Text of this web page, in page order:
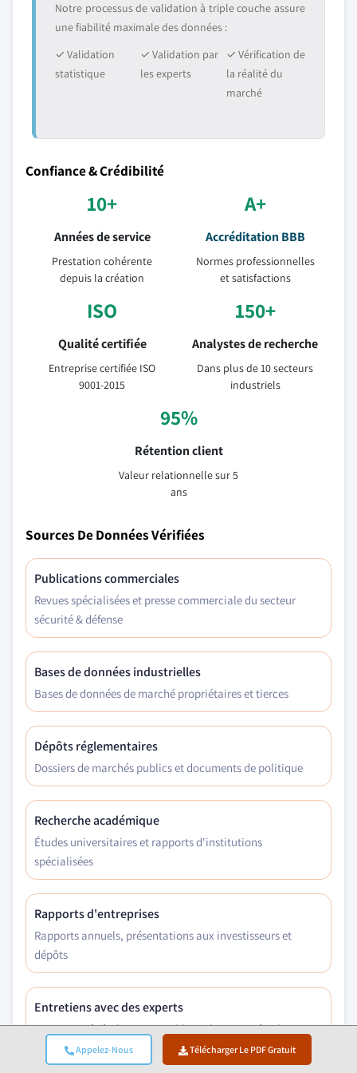
Appelez-Nous Télécharger Le PDF Gratuit
Notre processus de validation à triple couche assure
une fiabilité maximale des données :
✓ Validation
statistique
✓ Validation par
les experts
✓ Vérification de
la réalité du
marché
Confiance & Crédibilité
10+
Années de service
Prestation cohérente
depuis la création
A+
Accréditation BBB
Normes professionnelles
et satisfactions
ISO
Qualité certifiée
Entreprise certifiée ISO
9001-2015
150+
Analystes de recherche
Dans plus de 10 secteurs
industriels
95%
Rétention client
Valeur relationnelle sur 5
ans
Sources De Données Vérifiées
Publications commerciales
Revues spécialisées et presse commerciale du secteur
sécurité & défense
Bases de données industrielles
Bases de données de marché propriétaires et tierces
Dépôts réglementaires
Dossiers de marchés publics et documents de politique
Recherche académique
Études universitaires et rapports d'institutions
spécialisées
Rapports d'entreprises
Rapports annuels, présentations aux investisseurs et
dépôts
Entretiens avec des experts
Direction générale, responsables achats et spécialistes
techniques